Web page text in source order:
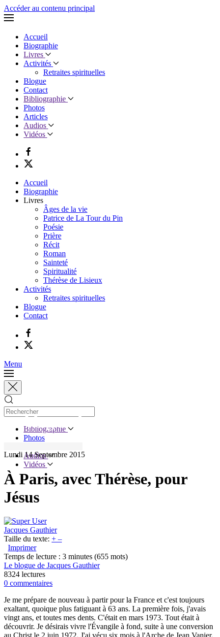
Accéder au contenu principal
Accueil
Biographie
Livres
Activités
Retraites spirituelles
Blogue
Contact
Bibliographie
Photos
Articles
Audios
Vidéos
Accueil
Biographie
Livres
Âges de la vie
Patrice de La Tour du Pin
Poésie
Prière
Récit
Roman
Sainteté
Spiritualité
Thérèse de Lisieux
Activités
Retraites spirituelles
Blogue
Contact
Menu
Bibliographie
Photos
Audios
Vidéos
Le blogue de Jacques Gauthier
Lundi 14 Septembre 2015
À Paris, avec Thérèse, pour
Jésus
Jacques Gauthier
Taille du texte: + –
Imprimer
Temps de lecture : 3 minutes (655 mots)
Le blogue de Jacques Gauthier
8324 lectures
0 commentaires
Je me prépare de nouveau à partir pour la France et c'est toujours
exaltant, quoique plus fatiguant à 63 ans. La première fois, j'avais
vingt ans, et toutes mes dents. C'était en mars 1973. Tout était à
découvrir. Je désirais vivre l'Évangile à fond, suite à une conversion